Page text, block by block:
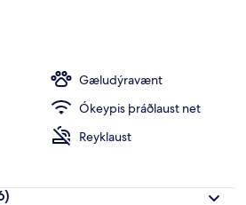
Gæludýravænt
Ókeypis þráðlaust net
Reyklaust